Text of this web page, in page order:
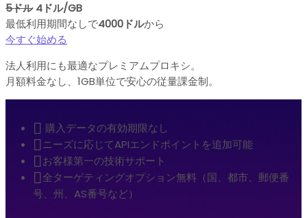
5ドル4ドル/GB
最低利用期間なしで4000ドルから
今すぐ始める
法人利用にも最適なプレミアムプロキシ。
月額料金なし、1GB単位で安心の従量課金制。
購入データの有効期限なし
ニーズに応じてAPIエンドポイントを追加可能
お客様第一の技術サポート
全ターゲティングオプション無料（国、都市、郵便番
号、州、AS番号など）